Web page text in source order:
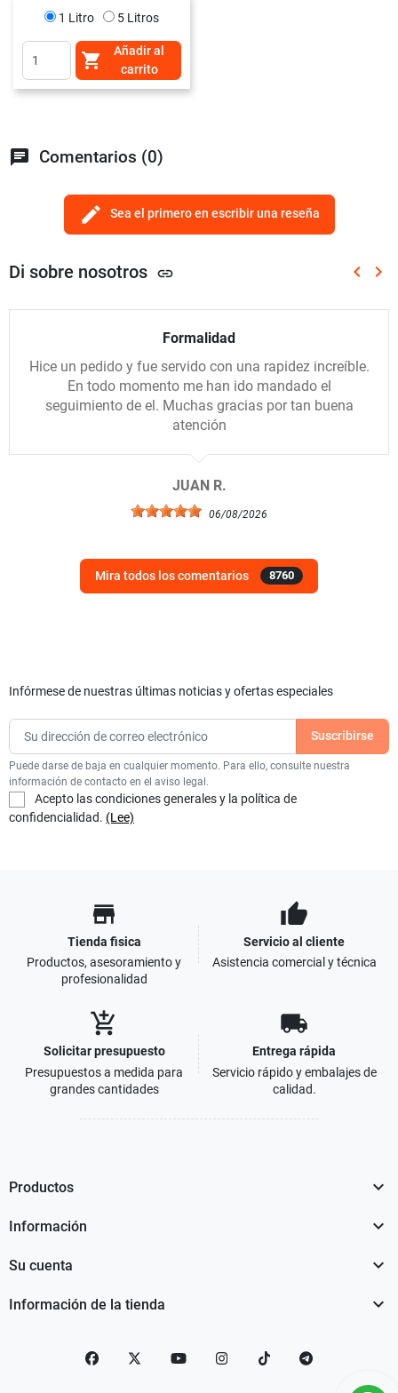
1 Litro 5 Litros

Añadir al
carrito
chat Comentarios (0)
edit Sea el primero en escribir una reseña
Di sobre nosotros link keyboard_arrow_left keyboard_arrow_right
Formalidad
Hice un pedido y fue servido con una rapidez increíble.
En todo momento me han ido mandado el
seguimiento de el. Muchas gracias por tan buena
atención
JUAN R.
06/08/2026
Mira todos los comentarios 8760
Infórmese de nuestras últimas noticias y ofertas especiales
Puede darse de baja en cualquier momento. Para ello, consulte nuestra
información de contacto en el aviso legal.
Acepto las condiciones generales y la política de
confidencialidad. (Lee)
store
Tienda fisica
Productos, asesoramiento y
profesionalidad
thumb_up
Servicio al cliente
Asistencia comercial y técnica
add_shopping_cart
Solicitar presupuesto
Presupuestos a medida para
grandes cantidades
local_shipping
Entrega rápida
Servicio rápido y embalajes de
calidad.
Productos 
Información 
Su cuenta 
Información de la tienda 